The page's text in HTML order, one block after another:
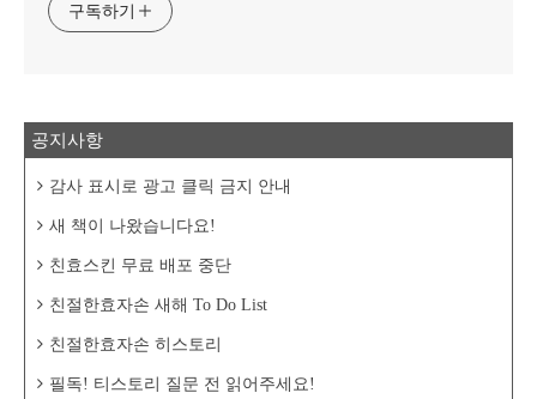
구독하기
공지사항
감사 표시로 광고 클릭 금지 안내
새 책이 나왔습니다요!
친효스킨 무료 배포 중단
친절한효자손 새해 To Do List
친절한효자손 히스토리
필독! 티스토리 질문 전 읽어주세요!